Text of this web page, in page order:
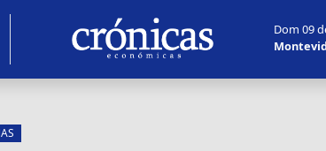
Dom 09